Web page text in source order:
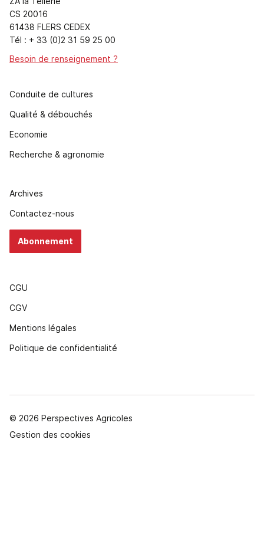
CS 20016
61438 FLERS CEDEX
Tél : + 33 (0)2 31 59 25 00
Besoin de renseignement ?
Conduite de cultures
Qualité & débouchés
Economie
Recherche & agronomie
Archives
Contactez-nous
Abonnement
CGU
CGV
Mentions légales
Politique de confidentialité
© 2026 Perspectives Agricoles
Gestion des cookies